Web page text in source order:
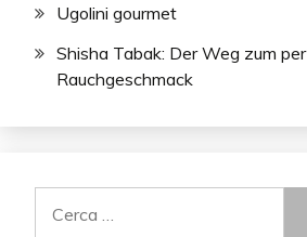
Ugolini gourmet
Shisha Tabak: Der Weg zum
Rauchgeschmack
per: